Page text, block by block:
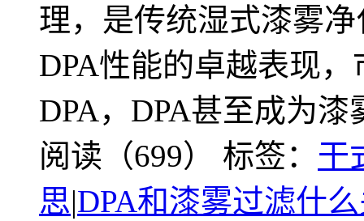
理，是传统湿式漆雾
DPA性能的卓越表现
DPA，DPA甚至成为
阅读（699） 标签： 干
思|DPA和漆雾过滤什